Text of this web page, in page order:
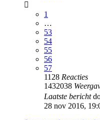
1
…
53
54
55
56
57
1128 Reacties
1432038
Laatste bericht
28 nov 2016,